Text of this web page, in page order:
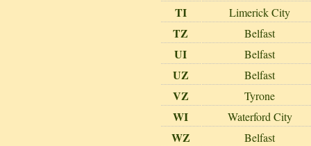
TI Limerick City
TZ Belfast
UI Belfast
UZ Belfast
VZ Tyrone
WI Waterford City
WZ Belfast